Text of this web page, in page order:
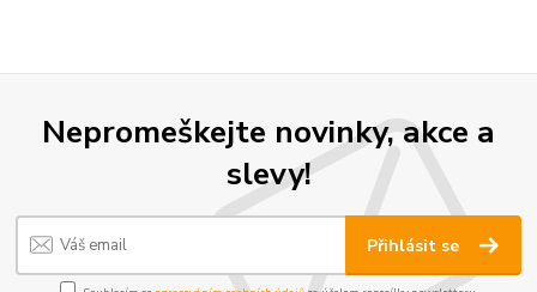
Nepromeškejte novinky, akce a
slevy!
Přihlásit se